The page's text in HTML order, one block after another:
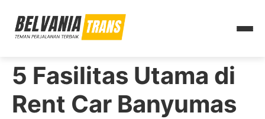
5 Fasilitas Utama di
Rent Car Banyumas